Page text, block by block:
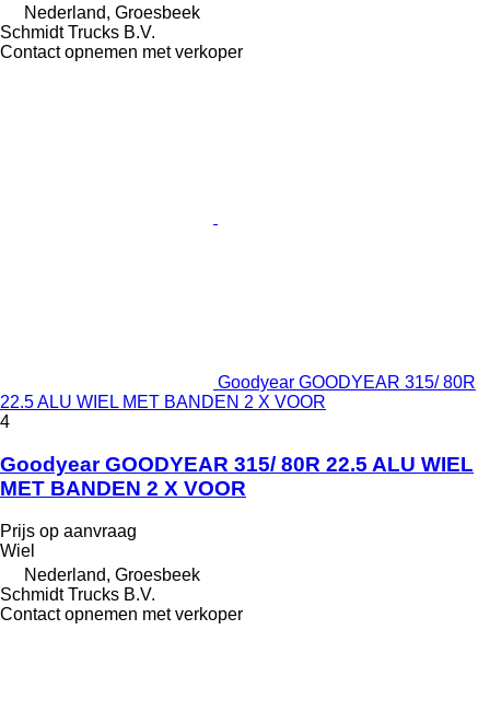
Nederland, Groesbeek
Schmidt Trucks B.V.
Contact opnemen met verkoper
Goodyear GOODYEAR 315/ 80R
22.5 ALU WIEL MET BANDEN 2 X VOOR
4
Goodyear GOODYEAR 315/ 80R 22.5 ALU WIEL
MET BANDEN 2 X VOOR
Prijs op aanvraag
Wiel
Nederland, Groesbeek
Schmidt Trucks B.V.
Contact opnemen met verkoper